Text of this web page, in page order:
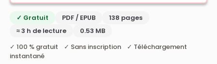
✓ Gratuit PDF / EPUB
138 pages
≈ 3 h de lecture
0.53 MB
✓ 100 % gratuit ✓ Sans inscription ✓ Téléchargement
instantané